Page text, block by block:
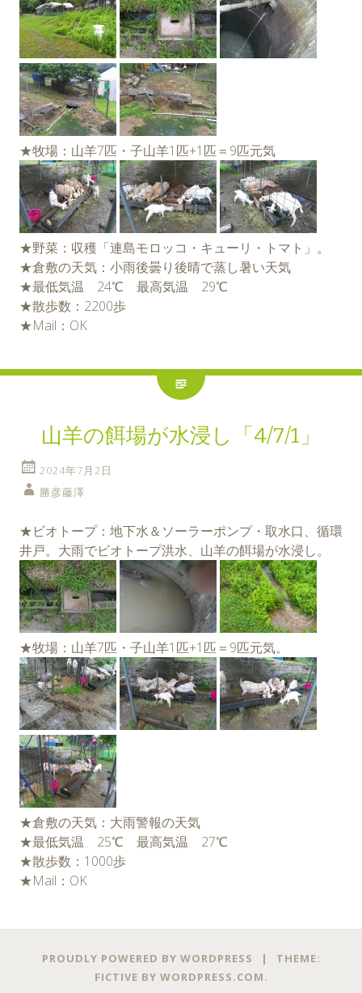
★牧場：山羊7匹・子山羊1匹+1匹＝9匹元気
★野菜：収穫「連島モロッコ・キューリ・トマト」。
★倉敷の天気：小雨後曇り後晴で蒸し暑い天気
★最低気温 24℃ 最高気温 29℃
★散歩数：2200歩
★Mail：OK
山羊の餌場が水浸し「4/7/1」
2024年7月2日
勝彦藤澤
★ビオトープ：地下水＆ソーラーポンプ・取水口、循環
井戸。大雨でビオトープ洪水、山羊の餌場が水浸し。
★牧場：山羊7匹・子山羊1匹+1匹＝9匹元気。
★倉敷の天気：大雨警報の天気
★最低気温 25℃ 最高気温 27℃
★散歩数：1000歩
★Mail：OK
PROUDLY POWERED BY WORDPRESS |
THEME:
FICTIVE BY WORDPRESS.COM.